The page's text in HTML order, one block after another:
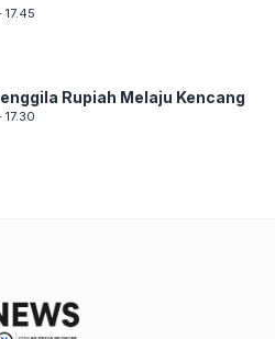
Rupiah Melaju Kencang